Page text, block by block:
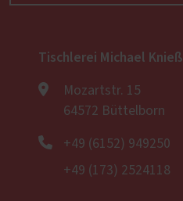
Tischlerei Michael Knieß
Mozartstr. 15
64572 Büttelborn
+49 (6152) 949250
+49 (173) 2524118